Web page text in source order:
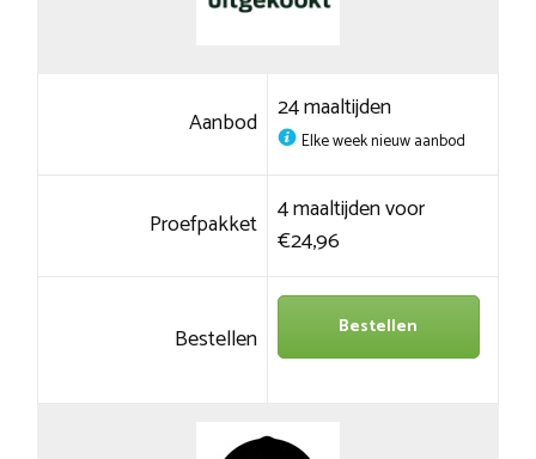
Aanbod 24 maaltijden
Elke week nieuw aanbod
Proefpakket 4 maaltijden voor
€24,96
Bestellen Bestellen